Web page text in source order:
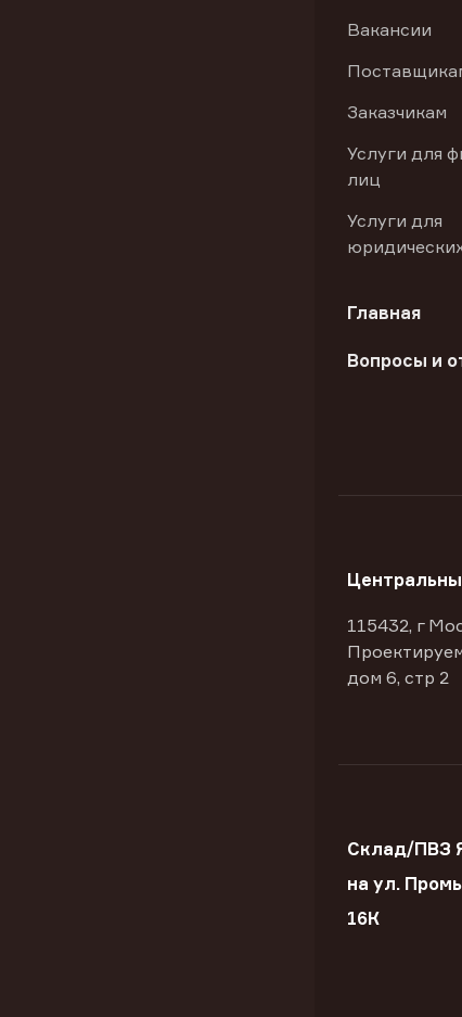
Вакансии
Заказчикам
Услуги для
лиц
Услуги для
Главная
Вопросы и
115432, г
дом 6, стр 2
Склад/ПВЗ
на ул.
16К